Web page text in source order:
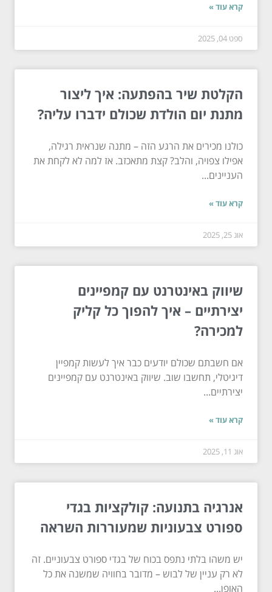
קרא עוד »
ספט 04, 2025
הקלטת שיר בהפתעה: איך ליצור
מתנת יום הולדת שכולם ידברו עליה?
כולנו מכירים את הרגע הזה – מתנה שנראית רגילה,
אפילו צפויה, והלב? קצת מתאכזב. אז למה לא לקחת את
העניינים...
קרא עוד »
אוג 25, 2025
שיווק באינטרנט עם קמפיינים
יצירתיים – איך להפוך כל קליק
למכירה?
אם חשבתם שכולם יודעים כבר איך לעשות קמפיין
דיגיטלי, תחשבו שוב. שיווק באינטרנט עם קמפיינים
יצירתיים...
קרא עוד »
אוג 11, 2025
אנרגיה בתנועה: קולקציות בגדי
ספורט צבעוניות שמעוררות השראה
יש משהו בלתי נתפס בכוח של בגדי ספורט צבעוניים. זה
לא רק עניין של לבוש – מדובר בחוויה שמשנה את כל
האופן...